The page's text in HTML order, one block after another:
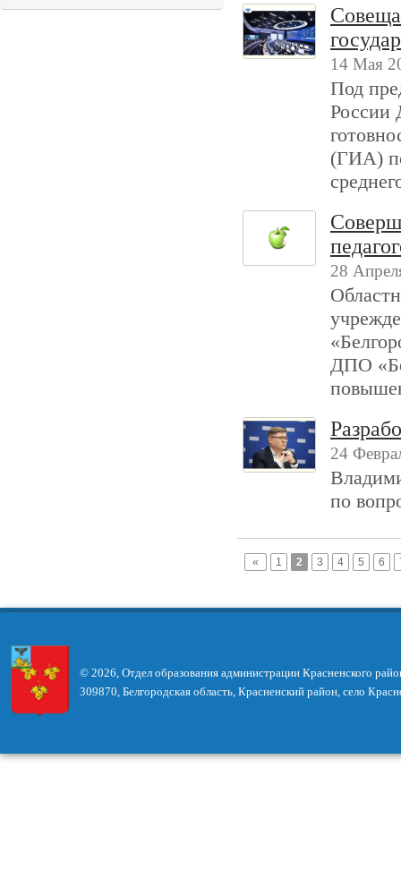
14 Мая
Под
России
(ГИА)
28
ДПО
24
по
« 1 2 3 4 5 6
© 2026, Отдел образования администрации Красненского
309870, Белгородская область, Красненский район, село